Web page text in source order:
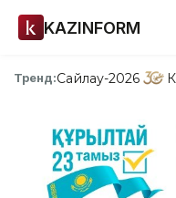
KAZINFORM
Тренд:Сайлау-2026